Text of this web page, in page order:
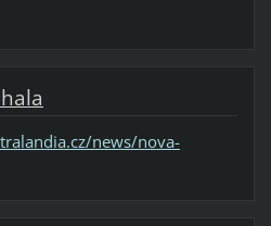
news/nova-